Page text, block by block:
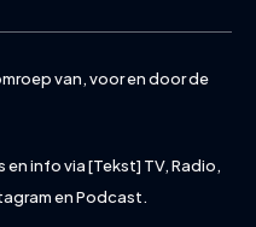
van, voor en door de
info via [Tekst] TV, Radio,
en Podcast.